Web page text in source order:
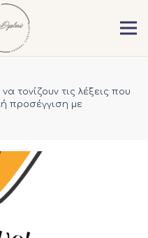
τονίζουν τις λέξεις που
προσέγγιση με